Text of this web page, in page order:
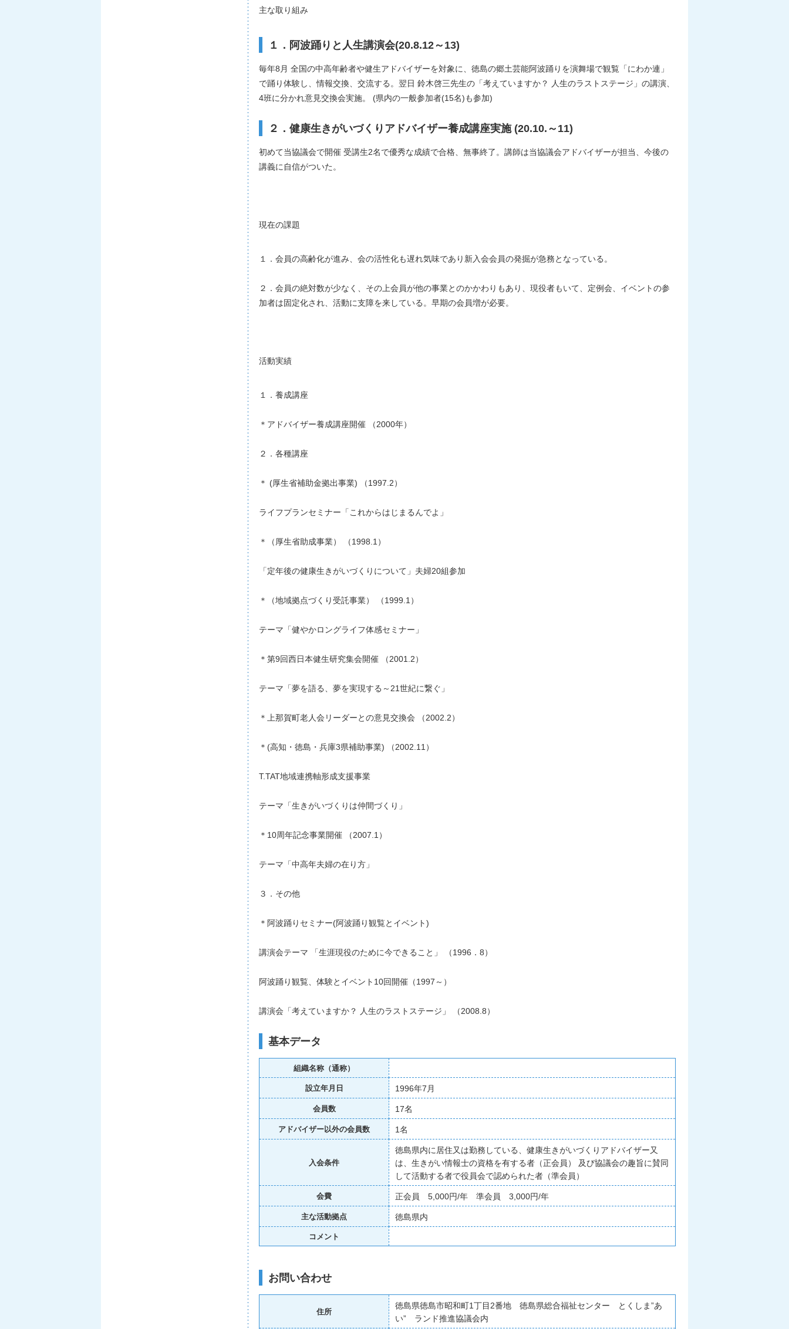
主な取り組み
１．阿波踊りと人生講演会(20.8.12～13)
毎年8月 全国の中高年齢者や健生アドバイザーを対象に、徳島の郷土芸能阿波踊りを演舞場で観覧「にわか連」
で踊り体験し、情報交換、交流する。翌日 鈴木啓三先生の「考えていますか？ 人生のラストステージ」の講演、
4班に分かれ意見交換会実施。 (県内の一般参加者(15名)も参加)
２．健康生きがいづくりアドバイザー養成講座実施 (20.10.～11)
初めて当協議会で開催 受講生2名で優秀な成績で合格、無事終了。講師は当協議会アドバイザーが担当、今後の
講義に自信がついた。
現在の課題
１．会員の高齢化が進み、会の活性化も遅れ気味であり新入会会員の発掘が急務となっている。
２．会員の絶対数が少なく、その上会員が他の事業とのかかわりもあり、現役者もいて、定例会、イベントの参
加者は固定化され、活動に支障を来している。早期の会員増が必要。
活動実績
１．養成講座
＊アドバイザー養成講座開催 （2000年）
２．各種講座
＊ (厚生省補助金拠出事業) （1997.2）
ライフプランセミナー「これからはじまるんでよ」
＊（厚生省助成事業） （1998.1）
「定年後の健康生きがいづくりについて」夫婦20組参加
＊（地域拠点づくり受託事業） （1999.1）
テーマ「健やかロングライフ体感セミナー」
＊第9回西日本健生研究集会開催 （2001.2）
テーマ「夢を語る、夢を実現する～21世紀に繋ぐ」
＊上那賀町老人会リーダーとの意見交換会 （2002.2）
＊(高知・徳島・兵庫3県補助事業) （2002.11）
T.TAT地域連携軸形成支援事業
テーマ「生きがいづくりは仲間づくり」
＊10周年記念事業開催 （2007.1）
テーマ「中高年夫婦の在り方」
３．その他
＊阿波踊りセミナー(阿波踊り観覧とイベント)
講演会テーマ 「生涯現役のために今できること」 （1996．8）
阿波踊り観覧、体験とイベント10回開催（1997～）
講演会「考えていますか？ 人生のラストステージ」 （2008.8）
基本データ
組織名称（通称）
設立年月日 1996年7月
会員数 17名
アドバイザー以外の会員数 1名
入会条件
徳島県内に居住又は勤務している、健康生きがいづくりアドバイザー又
は、生きがい情報士の資格を有する者（正会員） 及び協議会の趣旨に賛同
して活動する者で役員会で認められた者（準会員）
会費 正会員 5,000円/年 準会員 3,000円/年
主な活動拠点 徳島県内
コメント
お問い合わせ
住所
徳島県徳島市昭和町1丁目2番地 徳島県総合福祉センター とくしま”あ
い” ランド推進協議会内